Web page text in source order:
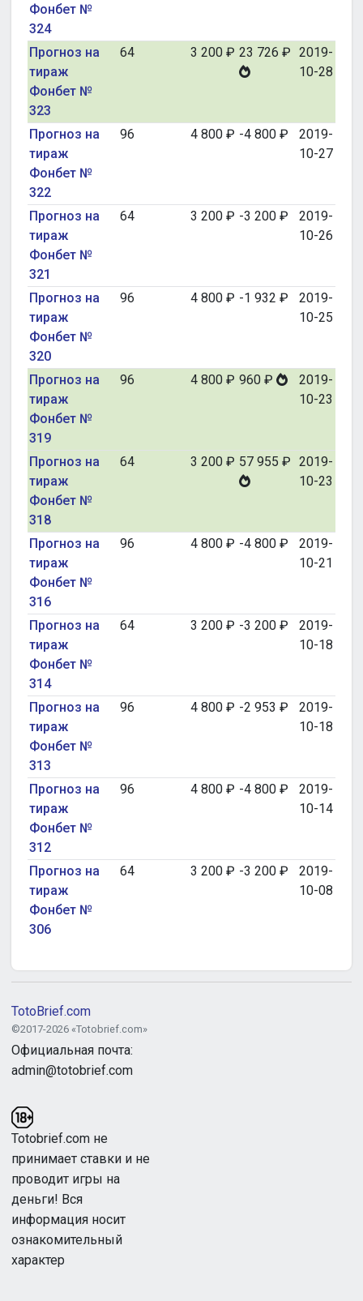
Фонбет №
324
Прогноз на
тираж
Фонбет №
323
64 3 200 ₽ 23 726 ₽ 2019-
10-28
Прогноз на
тираж
Фонбет №
322
96 4 800 ₽ -4 800 ₽
2019-
10-27
Прогноз на
тираж
Фонбет №
321
64 3 200 ₽ -3 200 ₽
2019-
10-26
Прогноз на
тираж
Фонбет №
320
96 4 800 ₽ -1 932 ₽
2019-
10-25
Прогноз на
тираж
Фонбет №
319
96 4 800 ₽ 960 ₽
2019-
10-23
Прогноз на
тираж
Фонбет №
318
64 3 200 ₽ 57 955 ₽ 2019-
10-23
Прогноз на
тираж
Фонбет №
316
96 4 800 ₽ -4 800 ₽
2019-
10-21
Прогноз на
тираж
Фонбет №
314
64 3 200 ₽ -3 200 ₽
2019-
10-18
Прогноз на
тираж
Фонбет №
313
96 4 800 ₽ -2 953 ₽
2019-
10-18
Прогноз на
тираж
Фонбет №
312
96 4 800 ₽ -4 800 ₽
2019-
10-14
Прогноз на
тираж
Фонбет №
306
64 3 200 ₽ -3 200 ₽
2019-
10-08
TotoBrief.com
©2017-2026 «Totobrief.com»
Официальная почта:
admin@totobrief.com
Totobrief.com не
принимает ставки и не
проводит игры на
деньги! Вся
информация носит
ознакомительный
характер